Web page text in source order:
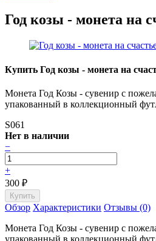
Год козы - монета на
Купить Год козы - монета на
Монета Год Козы - сувенир с
упакованный в коллекционный
S061
Нет в наличии
−
+
300 ₽
Обзор Характеристики Отзывы (0)
Монета Год Козы - сувенир с
упакованный в коллекционный